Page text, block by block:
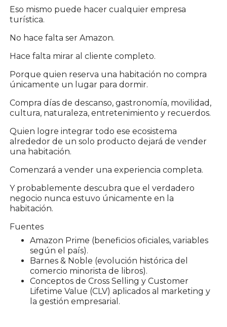
Eso mismo puede hacer cualquier empresa
turística.
No hace falta ser Amazon.
Hace falta mirar al cliente completo.
Porque quien reserva una habitación no compra
únicamente un lugar para dormir.
Compra días de descanso, gastronomía, movilidad,
cultura, naturaleza, entretenimiento y recuerdos.
Quien logre integrar todo ese ecosistema
alrededor de un solo producto dejará de vender
una habitación.
Comenzará a vender una experiencia completa.
Y probablemente descubra que el verdadero
negocio nunca estuvo únicamente en la
habitación.
Fuentes
Amazon Prime (beneficios oficiales, variables
según el país).
Barnes & Noble (evolución histórica del
comercio minorista de libros).
Conceptos de Cross Selling y Customer
Lifetime Value (CLV) aplicados al marketing y
la gestión empresarial.